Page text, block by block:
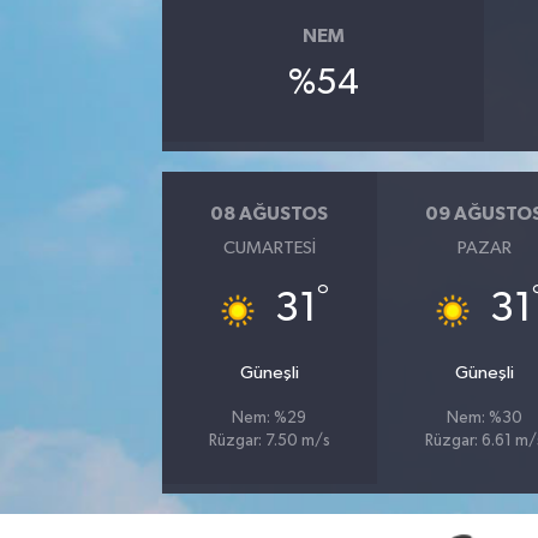
NEM
%54
08 AĞUSTOS
CUMARTESI
31 °
Güneşli
Nem: %29
Rüzgar: 7.50 m/s
09
PAZAR
31
Güneşli
Nem: %30
Rüzgar: 6.61 m/
ÖZEL HABER